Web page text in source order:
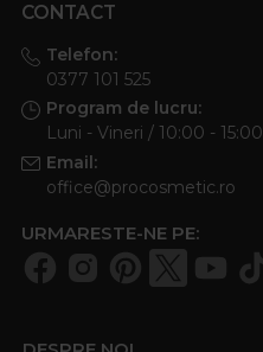
CONTACT
Telefon:
0377 101 525
Program de lucru:
Luni - Vineri / 10:00 - 15:00
Email:
office@procosmetic.ro
URMARESTE-NE PE: